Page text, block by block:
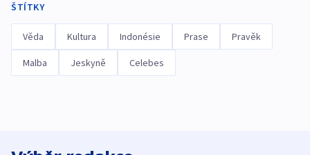
ŠTÍTKY
Věda Kultura Indonésie Prase Pravěk
Malba Jeskyně Celebes